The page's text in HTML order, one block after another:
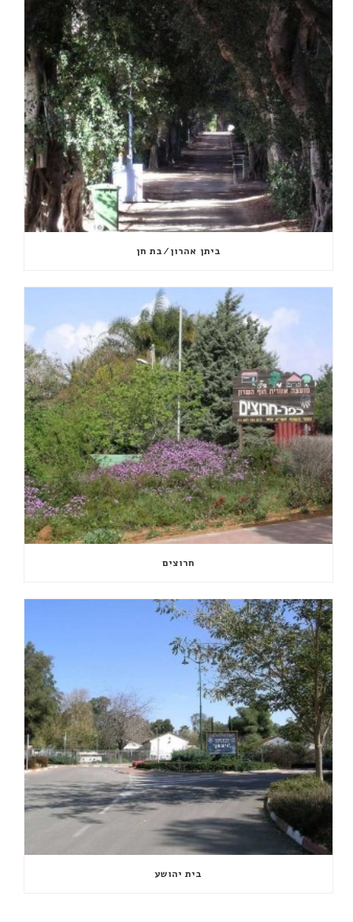
ביתן אהרון/בת חן
חרוצים
בית יהושע